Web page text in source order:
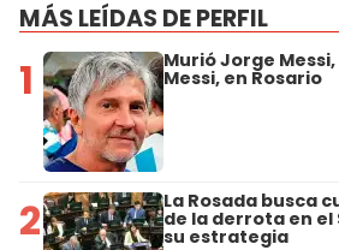
MÁS LEÍDAS DE PERFIL
1 Murió Jorge
Messi, en Rosario
2 La Rosada busca
de la derrota en
su estrategia